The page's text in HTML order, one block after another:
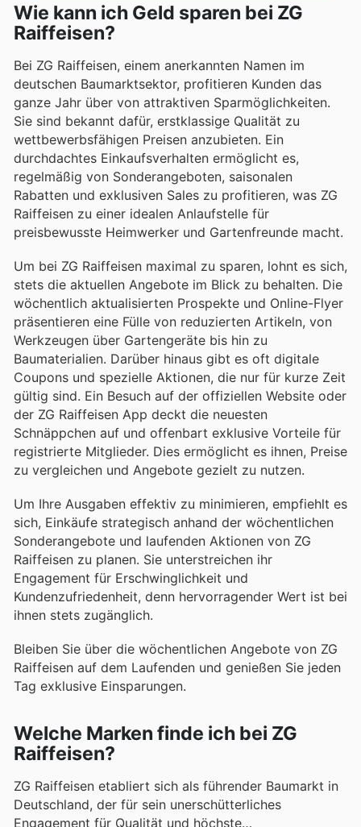
Wie kann ich Geld sparen bei ZG
Raiffeisen?
Bei ZG Raiffeisen, einem anerkannten Namen im
deutschen Baumarktsektor, profitieren Kunden das
ganze Jahr über von attraktiven Sparmöglichkeiten.
Sie sind bekannt dafür, erstklassige Qualität zu
wettbewerbsfähigen Preisen anzubieten. Ein
durchdachtes Einkaufsverhalten ermöglicht es,
regelmäßig von Sonderangeboten, saisonalen
Rabatten und exklusiven Sales zu profitieren, was ZG
Raiffeisen zu einer idealen Anlaufstelle für
preisbewusste Heimwerker und Gartenfreunde macht.
Um bei ZG Raiffeisen maximal zu sparen, lohnt es sich,
stets die aktuellen Angebote im Blick zu behalten. Die
wöchentlich aktualisierten Prospekte und Online-Flyer
präsentieren eine Fülle von reduzierten Artikeln, von
Werkzeugen über Gartengeräte bis hin zu
Baumaterialien. Darüber hinaus gibt es oft digitale
Coupons und spezielle Aktionen, die nur für kurze Zeit
gültig sind. Ein Besuch auf der offiziellen Website oder
der ZG Raiffeisen App deckt die neuesten
Schnäppchen auf und offenbart exklusive Vorteile für
registrierte Mitglieder. Dies ermöglicht es ihnen, Preise
zu vergleichen und Angebote gezielt zu nutzen.
Um Ihre Ausgaben effektiv zu minimieren, empfiehlt es
sich, Einkäufe strategisch anhand der wöchentlichen
Sonderangebote und laufenden Aktionen von ZG
Raiffeisen zu planen. Sie unterstreichen ihr
Engagement für Erschwinglichkeit und
Kundenzufriedenheit, denn hervorragender Wert ist bei
ihnen stets zugänglich.
Bleiben Sie über die wöchentlichen Angebote von ZG
Raiffeisen auf dem Laufenden und genießen Sie jeden
Tag exklusive Einsparungen.
Welche Marken finde ich bei ZG
Raiffeisen?
ZG Raiffeisen etabliert sich als führender Baumarkt in
Deutschland, der für sein unerschütterliches
Engagement für Qualität und höchste